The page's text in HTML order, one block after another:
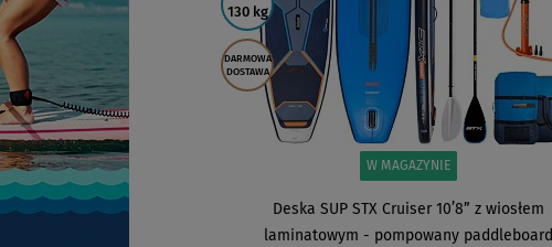
130 kg
DARMOWA
DOSTAWA
W MAGAZYNIE
Deska SUP STX Cruiser 10’8” z wiosłem
laminatowym - pompowany paddleboard